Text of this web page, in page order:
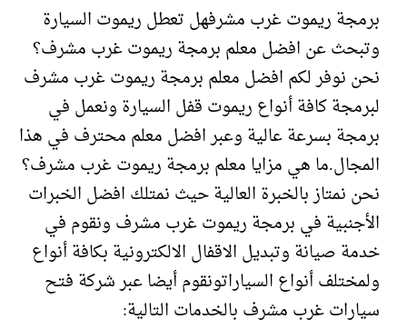
برمجة ريموت غرب مشرفهل تعطل ريموت السيارة
وتبحث عن افضل معلم برمجة ريموت غرب مشرف؟
نحن نوفر لكم افضل معلم برمجة ريموت غرب مشرف
لبرمجة كافة أنواع ريموت قفل السيارة ونعمل في
برمجة بسرعة عالية وعبر افضل معلم محترف في هذا
المجال.ما هي مزايا معلم برمجة ريموت غرب مشرف؟
نحن نمتاز بالخبرة العالية حيث نمتلك افضل الخبرات
الأجنبية في برمجة ريموت غرب مشرف ونقوم في
خدمة صيانة وتبديل الاقفال الالكترونية بكافة أنواع
ولمختلف أنواع السياراتونقوم أيضا عبر شركة فتح
سيارات غرب مشرف بالخدمات التالية: